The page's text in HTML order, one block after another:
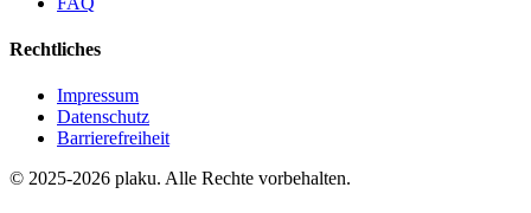
Rechtliches
Impressum
Datenschutz
Barrierefreiheit
© 2025-2026 plaku. Alle Rechte vorbehalten.